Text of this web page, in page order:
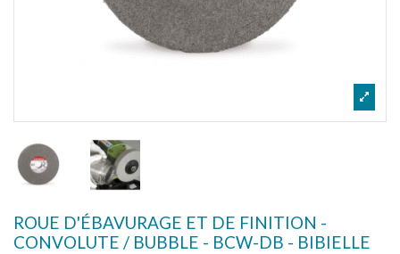
ROUE D'ÉBAVURAGE ET DE FINITION -
CONVOLUTE / BUBBLE - BCW-DB - BIBIELLE